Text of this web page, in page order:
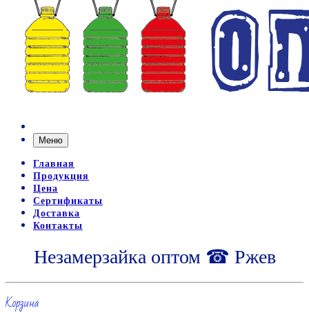
Меню
Главная
Продукция
Цена
Сертификаты
Доставка
Контакты
Незамерзайка оптом ☎ Ржев
Корзина